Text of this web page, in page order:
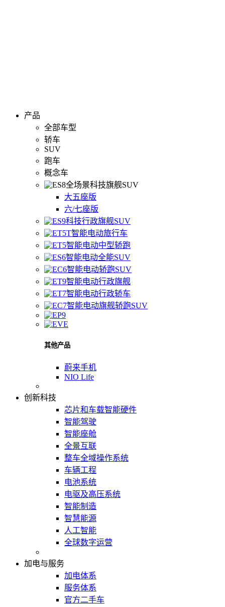
产品
全部车型
轿车
SUV
跑车
概念车
全场景科技旗舰SUV
大五座版
六/七座版
科技行政旗舰SUV
智能电动旅行车
智能电动中型轿跑
智能电动全能SUV
智能电动轿跑SUV
智能电动行政旗舰
智能电动行政轿车
智能电动旗舰轿跑SUV
其他产品
蔚来手机
NIO Life
创新科技
芯片和车载智能硬件
智能驾驶
智能座舱
全景互联
整车全域操作系统
车辆工程
电池系统
电驱及高压系统
智能制造
智慧能源
人工智能
全球数字运营
加电与服务
加电体系
服务体系
官方二手车